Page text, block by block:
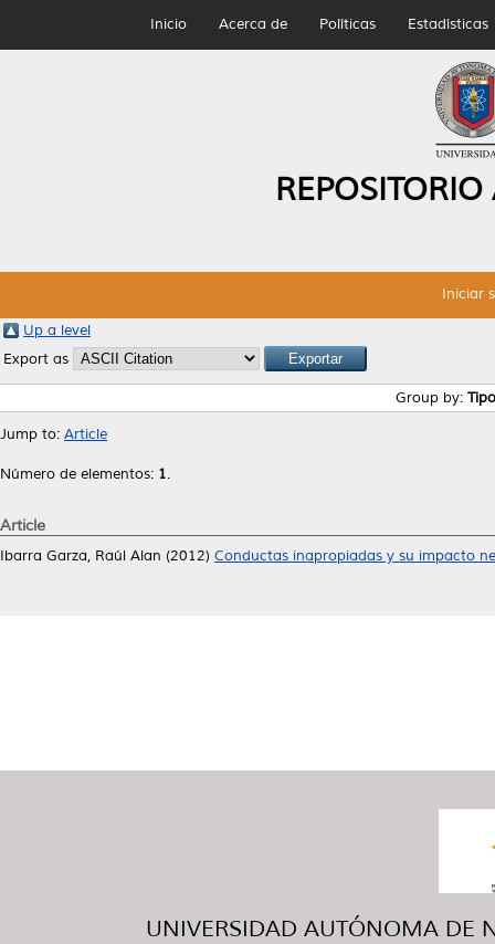
Inicio Acerca de Políticas Estadísticas
Iniciar
Up a level
Export as
Group by:
Jump to: Article
Número de elementos: 1.
Article
Ibarra Garza, Raúl Alan (2012) Conductas inapropiadas y su impacto
UNIVERSIDAD AUTÓNOMA DE